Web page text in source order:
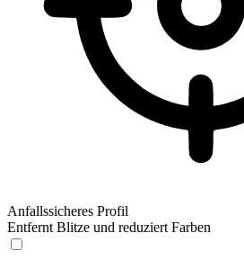
Anfallssicheres Profil
Entfernt Blitze und reduziert Farben